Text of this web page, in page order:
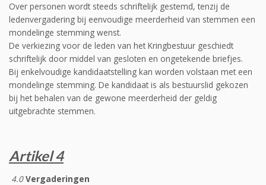
Over personen wordt steeds schriftelijk gestemd, tenzij de
ledenvergadering bij eenvoudige meerderheid van stemmen een
mondelinge stemming wenst.
De verkiezing voor de leden van het Kringbestuur geschiedt
schriftelijk door middel van gesloten en ongetekende briefjes.
Bij enkelvoudige kandidaatstelling kan worden volstaan met een
mondelinge stemming. De kandidaat is als bestuurslid gekozen
bij het behalen van de gewone meerderheid der geldig
uitgebrachte stemmen.
Artikel 4
4.0Vergaderingen